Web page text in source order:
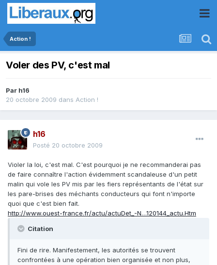
Action !
Voler des PV, c'est mal
Par h16
20 octobre 2009 dans Action !
h16
Posté 20 octobre 2009
Violer la loi, c'est mal. C'est pourquoi je ne recommanderai pas
de faire connaître l'action évidemment scandaleuse d'un petit
malin qui vole les PV mis par les fiers représentants de l'état sur
les pare-brises des méchants conducteurs qui font n'importe
quoi que c'est bien fait.
http://www.ouest-france.fr/actu/actuDet_-N…120144_actu.Htm
Citation
Fini de rire. Manifestement, les autorités se trouvent
confrontées à une opération bien organisée et non plus,